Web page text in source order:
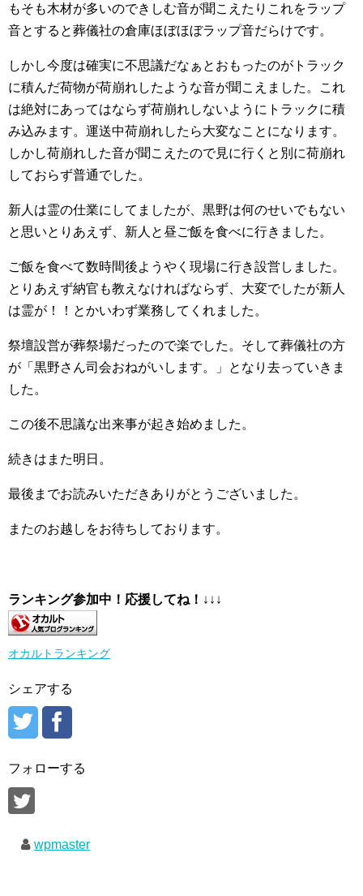
もそも木材が多いのできしむ音が聞こえたりこれをラップ
音とすると葬儀社の倉庫ほぼほぼラップ音だらけです。
しかし今度は確実に不思議だなぁとおもったのがトラック
に積んだ荷物が荷崩れしたような音が聞こえました。これ
は絶対にあってはならず荷崩れしないようにトラックに積
み込みます。運送中荷崩れしたら大変なことになります。
しかし荷崩れした音が聞こえたので見に行くと別に荷崩れ
しておらず普通でした。
新人は霊の仕業にしてましたが、黒野は何のせいでもない
と思いとりあえず、新人と昼ご飯を食べに行きました。
ご飯を食べて数時間後ようやく現場に行き設営しました。
とりあえず納官も教えなければならず、大変でしたが新人
は霊が！！とかいわず業務してくれました。
祭壇設営が葬祭場だったので楽でした。そして葬儀社の方
が「黒野さん司会おねがいします。」となり去っていきま
した。
この後不思議な出来事が起き始めました。
続きはまた明日。
最後までお読みいただきありがとうございました。
またのお越しをお待ちしております。
ランキング参加中！応援してね！ ↓↓↓
オカルトランキング
シェアする
フォローする
wpmaster